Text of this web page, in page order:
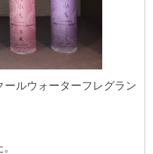
ルウォーターフレグラン